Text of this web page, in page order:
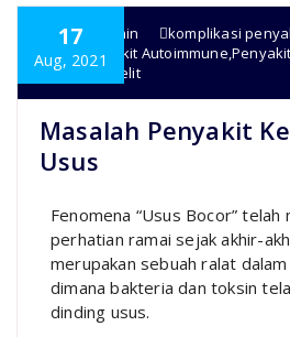
17
Aug, 2021
super admin komplikasi
Usus,Penyakit Autoimmune,
Perut,Sembelit
Masalah Penyakit
Usus
Fenomena “Usus Bocor” telah
perhatian ramai sejak akhir-
merupakan sebuah ralat
dimana bakteria dan toksin
dinding usus.